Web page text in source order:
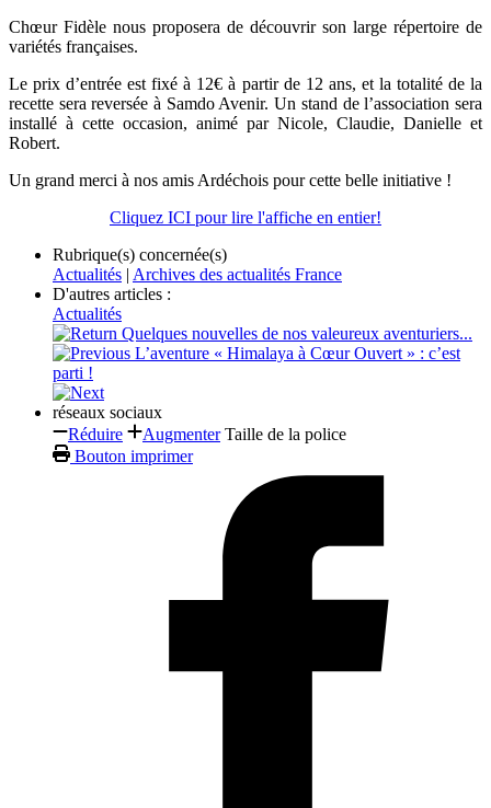
Chœur Fidèle nous proposera de découvrir son large répertoire de
variétés françaises.
Le prix d’entrée est fixé à 12€ à partir de 12 ans, et la totalité de la
recette sera reversée à Samdo Avenir. Un stand de l’association sera
installé à cette occasion, animé par Nicole, Claudie, Danielle et
Robert.
Un grand merci à nos amis Ardéchois pour cette belle initiative !
Cliquez ICI pour lire l'affiche en entier!
Rubrique(s) concernée(s)
Actualités | Archives des actualités France
D'autres articles :
Actualités
Quelques nouvelles de nos valeureux aventuriers...
L’aventure « Himalaya à Cœur Ouvert » : c’est
parti !
réseaux sociaux
Réduire
Augmenter Taille de la police
Bouton imprimer